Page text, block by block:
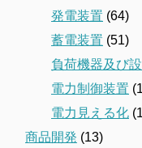
発電装置 (64)
蓄電装置 (51)
負荷機器及び
電力制御装置
電力見える化
商品開発 (13)